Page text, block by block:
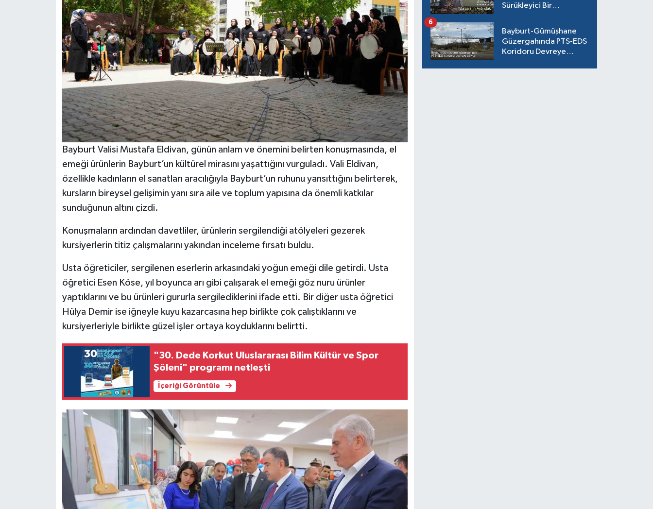
Bayburt Valisi Mustafa Eldivan, günün anlam ve önemini belirten konuşmasında, el
emeği ürünlerin Bayburt’un kültürel mirasını yaşattığını vurguladı. Vali Eldivan,
özellikle kadınların el sanatları aracılığıyla Bayburt’un ruhunu yansıttığını belirterek,
kursların bireysel gelişimin yanı sıra aile ve toplum yapısına da önemli katkılar
sunduğunun altını çizdi.
Konuşmaların ardından davetliler, ürünlerin sergilendiği atölyeleri gezerek
kursiyerlerin titiz çalışmalarını yakından inceleme fırsatı buldu.
Usta öğreticiler, sergilenen eserlerin arkasındaki yoğun emeği dile getirdi. Usta
öğretici Esen Köse, yıl boyunca arı gibi çalışarak el emeği göz nuru ürünler
yaptıklarını ve bu ürünleri gururla sergilediklerini ifade etti. Bir diğer usta öğretici
Hülya Demir ise iğneyle kuyu kazarcasına hep birlikte çok çalıştıklarını ve
kursiyerleriyle birlikte güzel işler ortaya koyduklarını belirtti.
"30. Dede Korkut Uluslararası Bilim Kültür ve Spor
Şöleni" programı netleşti
İçeriği Görüntüle
Sürükleyici Bir
Bayburt-Gümüşhane
Güzergahında PTS-EDS
Koridoru Devreye
6